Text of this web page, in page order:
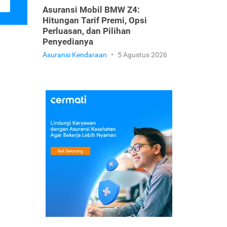
Asuransi Mobil BMW Z4:
Hitungan Tarif Premi, Opsi
Perluasan, dan Pilihan
Penyedianya
Asuransi Kendaraan • 5 Agustus 2026